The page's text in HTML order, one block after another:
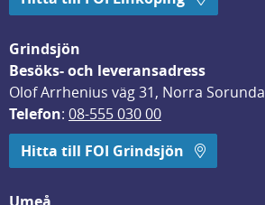
Grindsjön
Besöks- och leveransadress
Olof Arrhenius väg 31, Norra Sorunda
Telefon: 08-555 030 00
Hitta till FOI Grindsjön